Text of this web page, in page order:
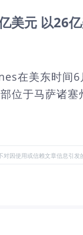
美元 以26
在美东时
位于马萨诸
因使用或信赖文章信息引发